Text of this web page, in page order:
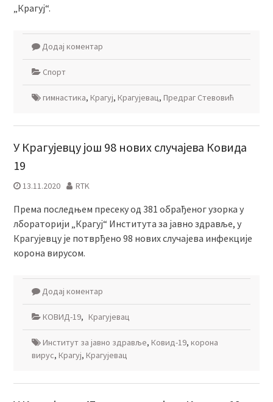
„Крагуј“.
Додај коментар
Спорт
гимнастика, Крагуј, Крагујевац, Предраг Стевовић
У Крагујевцу још 98 нових случајева Ковида
19
13.11.2020 RTK
Према последњем пресеку од 381 обрађеног узорка у
лбораторији „Крагуј“ Института за јавно здравље, у
Крагујевцу је потврђено 98 нових случајева инфекције
корона вирусом.
Додај коментар
КОВИД-19, Крагујевац
Институт за јавно здравље, Ковид-19, корона
вирус, Крагуј, Крагујевац